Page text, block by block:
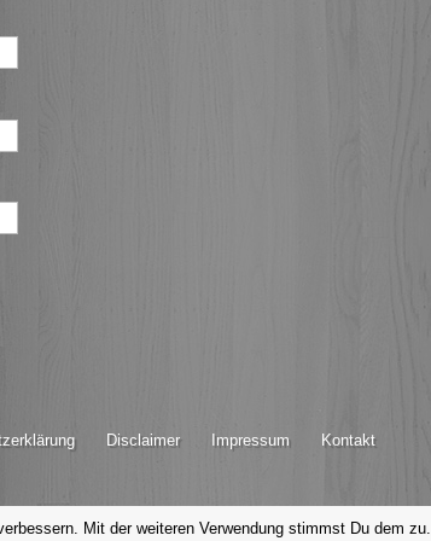
Disclaimer Impressum Kontakt
Mit der weiteren Verwendung stimmst Du dem zu.